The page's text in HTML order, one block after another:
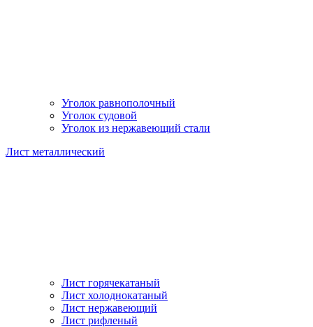
Уголок равнополочный
Уголок судовой
Уголок из нержавеющий стали
Лист металлический
Лист горячекатаный
Лист холоднокатаный
Лист нержавеющий
Лист рифленый